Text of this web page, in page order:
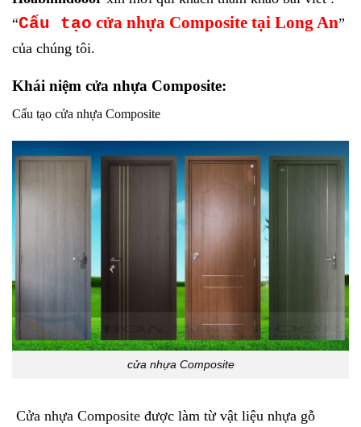
“Cấu tạo cửa nhựa Composite tại Long An”
của chúng tôi.
Khái niệm cửa nhựa Composite:
Cấu tạo cửa nhựa Composite
cửa nhựa Composite
Cửa nhựa Composite được làm từ vật liệu nhựa gỗ